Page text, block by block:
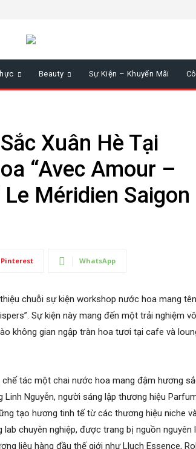
Beauty Sự Kiện – Khuyến Mãi
Xuân Hè Tại
“Avec Amour –
Le Méridien Saigon
Pinterest WhatsApp
chuỗi sự kiện workshop nước hoa mang
Sự kiện này mang đến một trải nghiệm
không gian ngập tràn hoa tươi tại cafe và
tác một chai nước hoa mang đậm hương
Nguyễn, người sáng lập thương hiệu
tạo hương tinh tế từ các thương hiệu niche
chuyên nghiệp, được trang bị nguồn nguyên
liệu hàng đầu thế giới như Lluch Essence,